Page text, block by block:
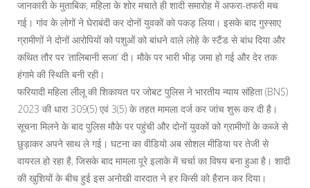
जानकारी के मुताबिक, महिला के शोर मचाते ही शादी समारोह में अफरा-तफरी मच
गई। गांव के लोगों ने घेराबंदी कर दोनों युवकों को पकड़ लिया। इसके बाद गुस्साए
ग्रामीणों ने दोनों आरोपियों को पशुओं को बांधने वाले लोहे के स्टैंड से बांध दिया और
कथित तौर पर ‘तालिबानी सजा’ दी। मौके पर भारी भीड़ जमा हो गई और देर तक
हंगामे की स्थिति बनी रही।
फरियादी महिला लीलू की शिकायत पर जोबट पुलिस ने भारतीय न्याय संहिता (BNS)
2023 की धारा 309(5) एवं 3(5) के तहत मामला दर्ज कर जांच शुरू कर दी है।
सूचना मिलने के बाद पुलिस मौके पर पहुंची और दोनों युवकों को ग्रामीणों के कब्जे से
छुड़ाकर अपने साथ ले गई। घटना का वीडियो अब सोशल मीडिया पर तेजी से
वायरल हो रहा है, जिसके बाद मामला पूरे इलाके में चर्चा का विषय बना हुआ है। शादी
की खुशियों के बीच हुई इस अनोखी वारदात ने हर किसी को हैरान कर दिया।